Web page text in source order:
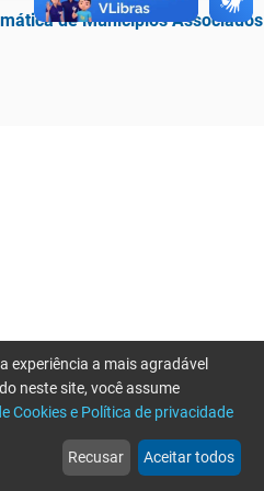
de Municípios Associados
web
Notícias
more_horiz
Mais
experiência a mais agradável
neste site, você assume
Cookies e Política de privacidade
Recusar Aceitar todos
favor tente novamente